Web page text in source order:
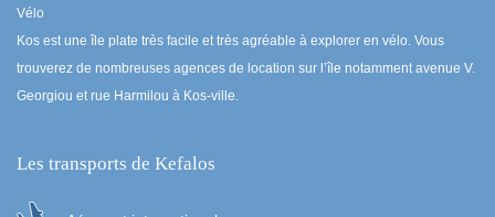
Vélo
Kos est une île plate très facile et très agréable à explorer en vélo. Vous
trouverez de nombreuses agences de location sur l’île notamment avenue V.
Georgiou et rue Harmilou à Kos-ville.
Les transports de Kefalos